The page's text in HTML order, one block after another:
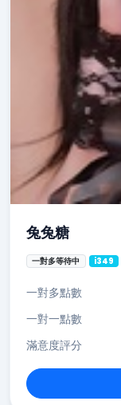
兔兔糖
一對多等待中 i349
一對多點數
一對一點數
滿意度評分